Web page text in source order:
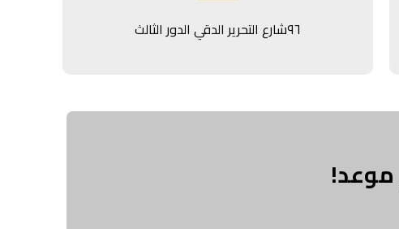
٩٦شارع التحرير الدقي الدور الثالث
موعد!